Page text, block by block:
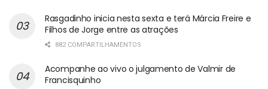
Rasgadinho inicia nesta sexta e terá Márcia Freire e
Filhos de Jorge entre as atrações
882 COMPARTILHAMENTOS
Acompanhe ao vivo o julgamento de Valmir de
Francisquinho